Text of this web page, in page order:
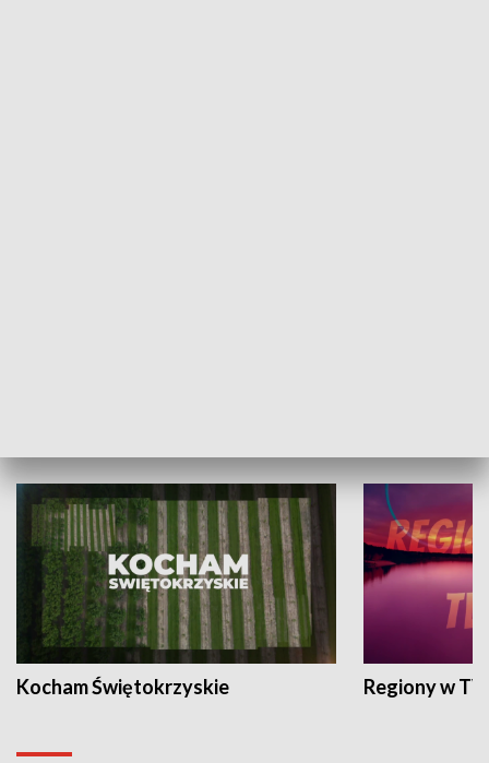
Kocham Świętokrzyskie Regiony w